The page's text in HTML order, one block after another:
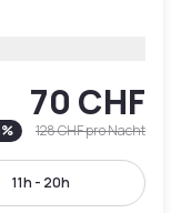
70 CHF
% 128 CHFpro Nacht
11h - 20h